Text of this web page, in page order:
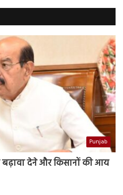
Punjab
बढ़ावा देने और किसानों की आय